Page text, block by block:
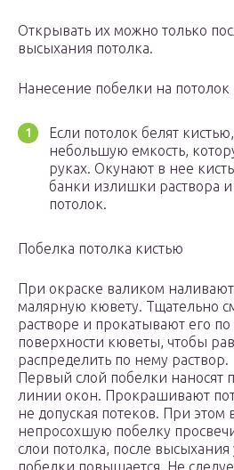
Открывать их можно только
высыхания потолка.
Нанесение побелки на
Если потолок белят
небольшую емкость,
руках. Окунают в нее
банки излишки раствора и
потолок.
Побелка потолка кистью
При окраске валиком
малярную кювету. Тщательно
растворе и прокатывают его
поверхности кюветы, чтобы
распределить по нему раствор.
Первый слой побелки наносят
линии окон. Прокрашивают
не допуская потеков. При этом
непросохшую побелку
слои потолка, после высыхания
побелки повышается. Не